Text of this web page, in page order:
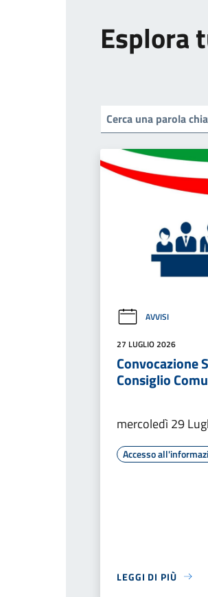
Esplora
AVVISI
27 LUGLIO 2026
Convocazione
Consiglio
mercoledì 29
Accesso
LEGGI DI PIÙ